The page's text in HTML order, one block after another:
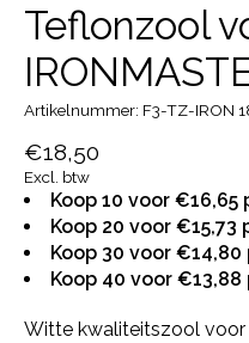
Teflonzool
Artikelnummer: F3-TZ-IRON
€18,50
Excl. btw
Koop 10 voor €16,65
Koop 20 voor €15,73
Koop 30 voor
Koop 40 voor
Witte kwaliteitszool voor